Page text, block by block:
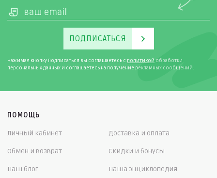
ПОДПИСАТЬСЯ
Нажимая кнопку Подписаться вы соглашаетесь с политикой обработки
персональных данных и соглашаетесь на получение рекламных сообщений.
ПОМОЩЬ
Личный кабинет Доставка и оплата
Обмен и возврат Скидки и бонусы
Наш блог Наша энциклопедия